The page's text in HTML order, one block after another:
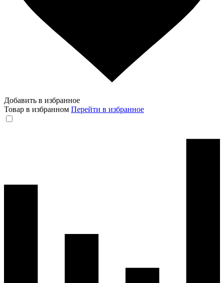
Добавить в избранное
Товар в избранном Перейти в избранное